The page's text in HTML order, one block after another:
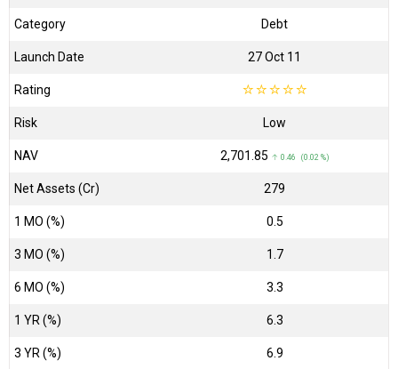
Category Debt
Launch Date 27 Oct 11
Rating ☆☆☆☆☆
Risk Low
NAV ₹2,701.85 ↑ 0.46 (0.02 %)
Net Assets (Cr) ₹279
1 MO (%) 0.5
3 MO (%) 1.7
6 MO (%) 3.3
1 YR (%) 6.3
3 YR (%) 6.9